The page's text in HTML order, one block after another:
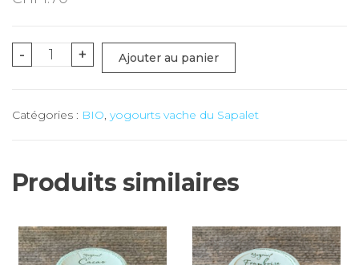
-
quantité
de
BIO
1
x
+ Ajouter au panier
Catégories : BIO, yogourts vache du Sapalet
Produits similaires